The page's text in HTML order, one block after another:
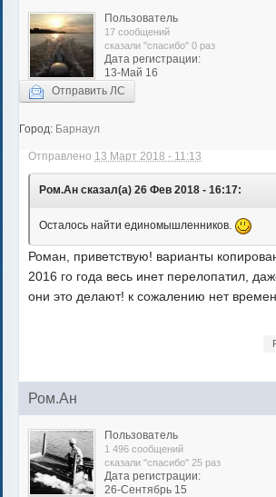
Пользователь
17 сообщений
сказали "спасибо" 0 раз
Дата регистрации:
13-Май 16
Отправить ЛС
Город: Барнаул
Отправлено 13 Март 2018 - 11:13
Ром.Ан сказал(а) 26 Фев 2018 - 16:17:
Осталось найти единомышленников.
Роман, приветствую! варианты
2016 го года весь инет перелопатил,
они это делают! к сожалению нет
Ром.Ан
Пользователь
1 496 сообщений
сказали "спасибо" 25 раз
Дата регистрации:
26-Сентябрь 15